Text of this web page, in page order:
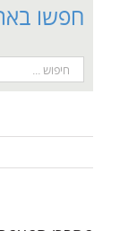
חפשו
חיפוש...